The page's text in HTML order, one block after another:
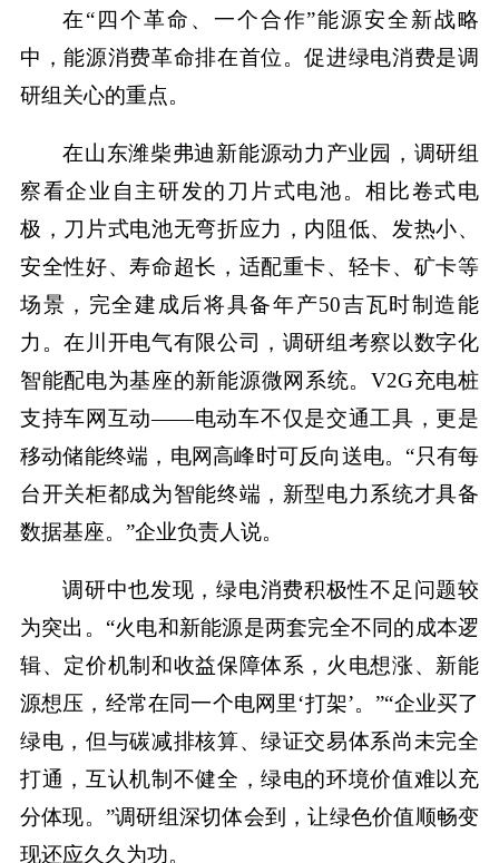
在“四个革命、一个合作”能源安全新战略
中，能源消费革命排在首位。促进绿电消费是调
研组关心的重点。
在山东潍柴弗迪新能源动力产业园，调研组
察看企业自主研发的刀片式电池。相比卷式电
极，刀片式电池无弯折应力，内阻低、发热小、
安全性好、寿命超长，适配重卡、轻卡、矿卡等
场景，完全建成后将具备年产50吉瓦时制造能
力。在川开电气有限公司，调研组考察以数字化
智能配电为基座的新能源微网系统。V2G充电桩
支持车网互动——电动车不仅是交通工具，更是
移动储能终端，电网高峰时可反向送电。“只有每
台开关柜都成为智能终端，新型电力系统才具备
数据基座。”企业负责人说。
调研中也发现，绿电消费积极性不足问题较
为突出。“火电和新能源是两套完全不同的成本逻
辑、定价机制和收益保障体系，火电想涨、新能
源想压，经常在同一个电网里‘打架’。”“企业买了
绿电，但与碳减排核算、绿证交易体系尚未完全
打通，互认机制不健全，绿电的环境价值难以充
分体现。”调研组深切体会到，让绿色价值顺畅变
现还应久久为功。